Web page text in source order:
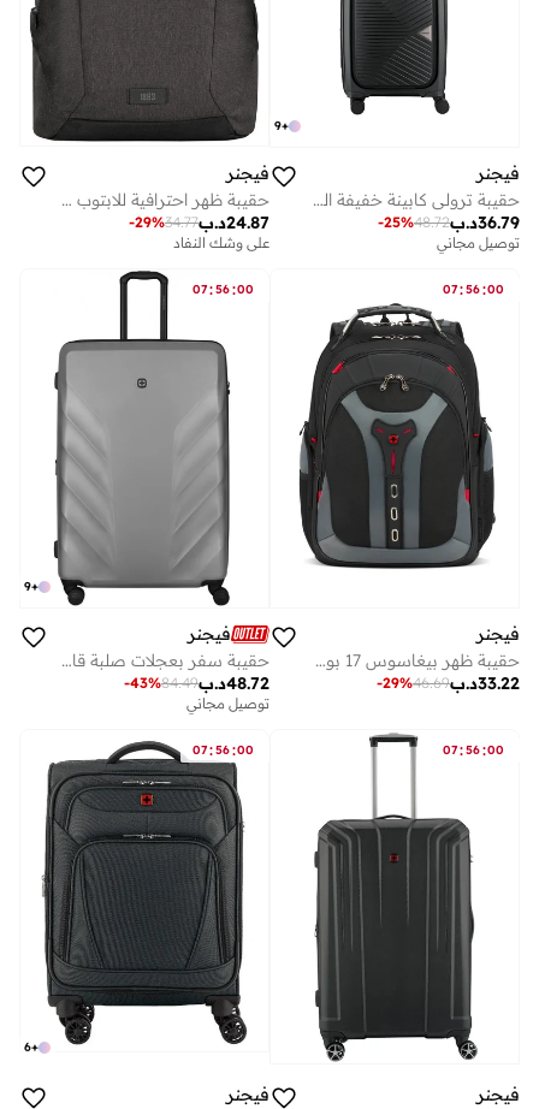
+
9
فيجنر
حقيبة ترولي كابينة خفيفة الوزن صلبة قابلة للتوسيع سم سوداء
د.ب36.79
48.72
-25%
توصيل مجاني
فيجنر
حقيبة ظهر احترافية للابتوب مقاس بوصة مع جيب تابلت رمادي
د.ب24.87
34.77
-29%
على وشك النفاد
07:56:00
فيجنر
حقيبة ظهر بيغاسوس 17 بوصة للابتوب مع جيوب للجهاز اللوحي/قارئ الكتب الإلكترونية - أسود/رمادي
د.ب33.22
46.69
-29%
07:56:00
+
9
فيجنر
حقيبة سفر بعجلات صلبة قابلة للتوسيع رمادية ٨١ سم
د.ب48.72
84.49
-43%
توصيل مجاني
07:56:00
فيجنر
07:56:00
+
6
فيجنر